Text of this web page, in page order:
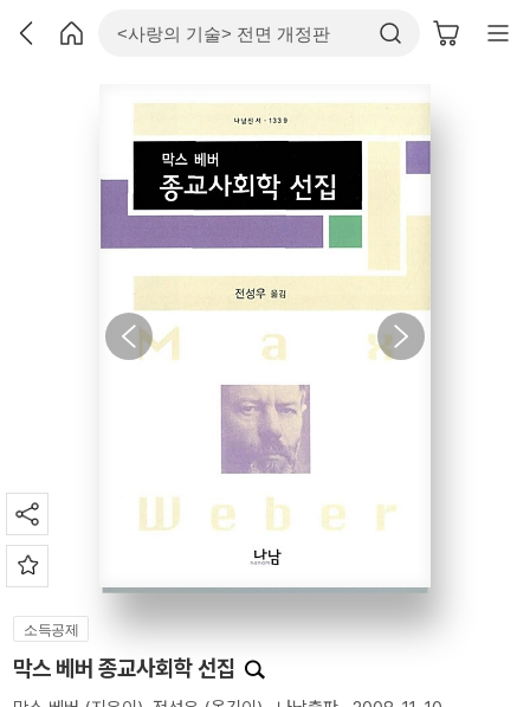
소득공제
막스 베버 종교사회학 선집